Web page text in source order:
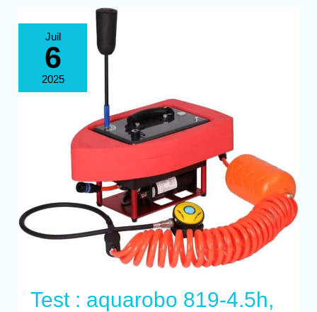
Juil
6
2025
Test : aquarobo 819-4.5h,
:
aquarobo
819-
4.5h,
ventilateur
portable